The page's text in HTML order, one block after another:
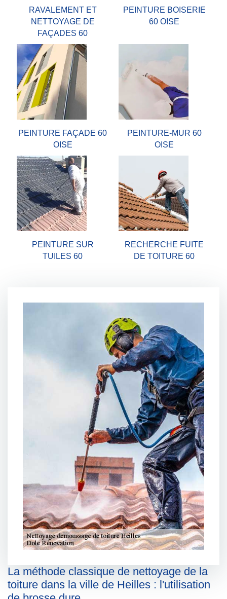
RAVALEMENT ET
NETTOYAGE DE
FAÇADES 60
PEINTURE BOISERIE
60 OISE
PEINTURE FAÇADE 60
OISE
PEINTURE-MUR 60
OISE
PEINTURE SUR
TUILES 60
RECHERCHE FUITE
DE TOITURE 60
La méthode classique de nettoyage de la
toiture dans la ville de Heilles : l'utilisation